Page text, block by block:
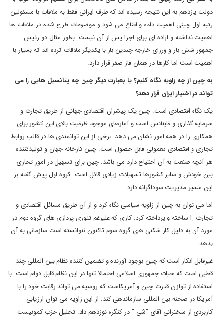
دولت یازدهم به این نتیجه رسیده اند که طرف ایرانی فقط به ملاقات با مسئولین
رتبه اول چینی اهمیت داده و اقناع می شود و موضوعات طرح شده در ملاقات ها
اهمیت نداشته و اراده ای برای اجرا پس از آن نیست. بطور مثال دو رئیس
جمهور شش بار و وزرای خارجه چندین بار با یکدیگر ملاقات کرده اند که بسیار با
اهمیت است اما کارها در همان فاز صفر قرار دارد.
به چین از چه زاویه نگاه کنیم؟ یا بعبارت دیگر چین چه پتانسیل هایی را می
تواند در اختیار ایران قرار دهد؟
یک نگاه اقتصادی است. چین یک پیشران اقتصادی جهانی از طریق تجارت و
سرمایه گذاری و فاینانس است و آمارهای موجود ظرفیت بالای این کشور برای
همکاری را در همه امور نشان می دهد. برخی از این توانمندی ها در قالب روابط
تجاری و اقتصادی معمولی قابل حصول است. چین کارخانه جهان و تولیدکننده
هر آنچه صنعت به آن احتیاج دارد می باشد. چین برای تسهیل در امور تجاری
بین خودش و سایر کشورها تسهیلات زیادی قائل است. گروه اول پیش گفته بر
این مسیر مدیریت سوداگرانه دارد.
اما می توان به چین از زاویه سیاسی نگاه کرد و از آن طریق مسائل اقتصادی و
تجارت را ساخته و پرداخته کرد. کاری که علیرغم تئوری پردازی های گروه دوم در
مورد آن به دلیل کار شکنی های گروه سوم تاکنون نتوانسته است سازمانی به آن
بدهد.
غیرقابل انکار است که چین بوجود آورنده و تضمین کننده نظام بین المللی چند
قطبی است که حیات جمهوری اسلامی احتمالا تنها در این نظام قابل دوام است. با
استفاده از توازن قدرت چین و آمریکاست که روسیه می تواند رقابت خود را با
آمریکا در صحنه بین المللی سازماندهی کند. از این زاویه می توان ارزیابی
کاربردی از سخنرانی آقای "شی " در کنگره نوزدهم داد. تحلیل حزب کمونیست